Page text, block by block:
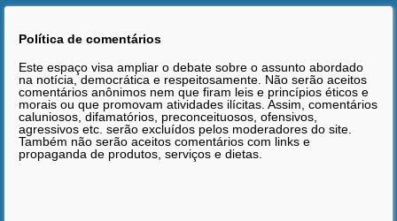
Política de comentários
Este espaço visa ampliar o debate sobre o assunto abordado
na notícia, democrática e respeitosamente. Não serão aceitos
comentários anônimos nem que firam leis e princípios éticos e
morais ou que promovam atividades ilícitas. Assim, comentários
caluniosos, difamatórios, preconceituosos, ofensivos,
agressivos etc. serão excluídos pelos moderadores do site.
Também não serão aceitos comentários com links e
propaganda de produtos, serviços e dietas.